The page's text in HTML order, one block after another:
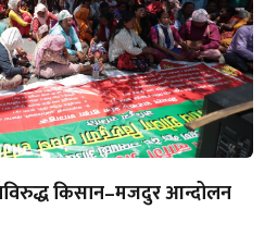
किसान–मजदुर आन्दोलन